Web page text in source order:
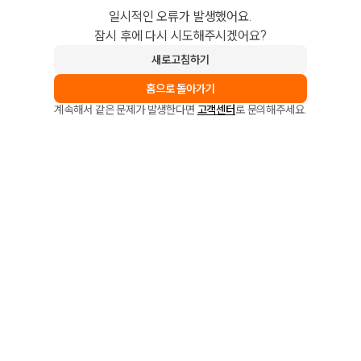
일시적인 오류가 발생했어요.
잠시 후에 다시 시도해주시겠어요?
새로고침하기
홈으로 돌아가기
계속해서 같은 문제가 발생한다면 고객센터로 문의해주세요.